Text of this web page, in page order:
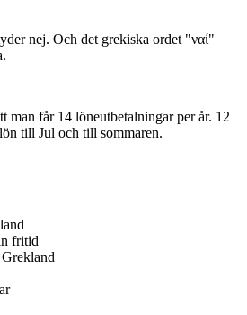
nej. Och det grekiska ordet "ναί"
man får 14 löneutbetalningar per år. 12
till Jul och till sommaren.
fritid